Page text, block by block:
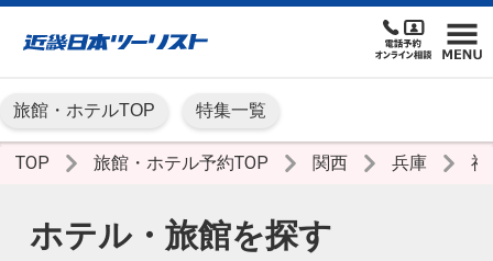
旅館・ホテルTOP 特集一覧
TOP 旅館・ホテル予約TOP 関西 兵庫 神
ホテル・旅館を探す